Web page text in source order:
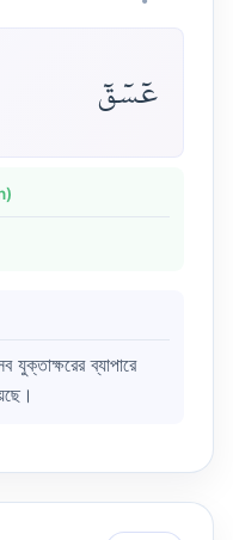
عٓسٓقٓ
ব্যাপারে